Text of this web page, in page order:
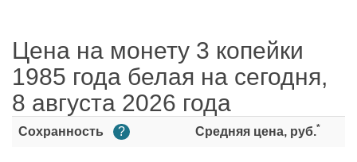
Цена на монету 3 копейки
1985 года белая на сегодня,
8 августа 2026 года
Сохранность ? Средняя цена, руб.*